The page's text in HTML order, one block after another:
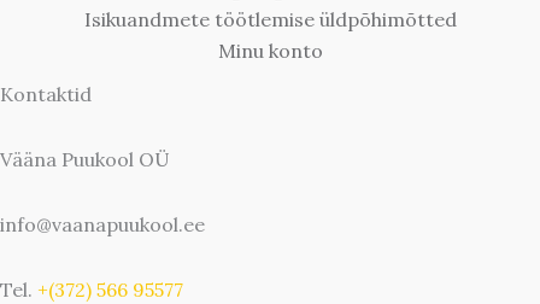
Isikuandmete töötlemise üldpõhimõtted
Minu konto
Kontaktid
Vääna Puukool OÜ
info@vaanapuukool.ee
Tel. +(372) 566 95577